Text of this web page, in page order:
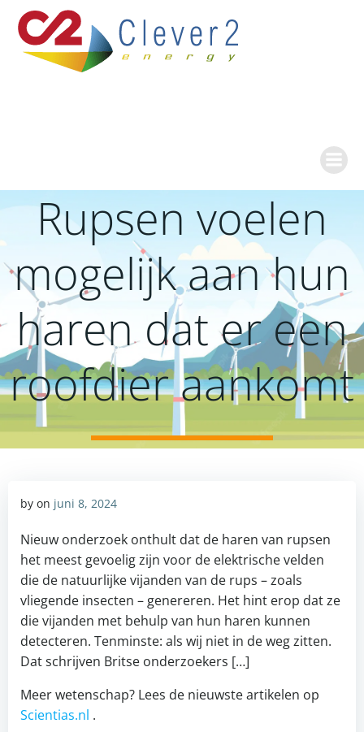
naar
de
inhoud
Rupsen voelen
mogelijk aan hun
haren dat er een
roofdier aankomt
by on juni 8, 2024
Nieuw onderzoek onthult dat de haren van rupsen
het meest gevoelig zijn voor de elektrische velden
die de natuurlijke vijanden van de rups – zoals
vliegende insecten – genereren. Het hint erop dat ze
die vijanden met behulp van hun haren kunnen
detecteren. Tenminste: als wij niet in de weg zitten.
Dat schrijven Britse onderzoekers […]
Meer wetenschap? Lees de nieuwste artikelen op
Scientias.nl .